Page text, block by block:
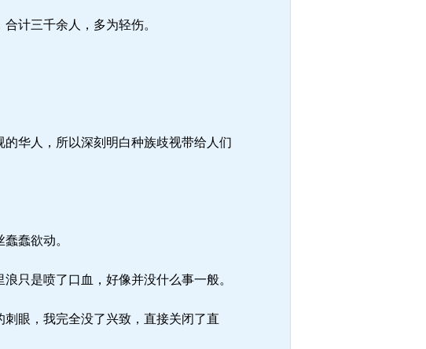
计三千余人，多为轻伤。
华人，所以深刻明白种族歧视带给人们
蠢欲动。
只是喷了口血，好像并没什么事一般。
眼，我完全没了兴致，直接关闭了直